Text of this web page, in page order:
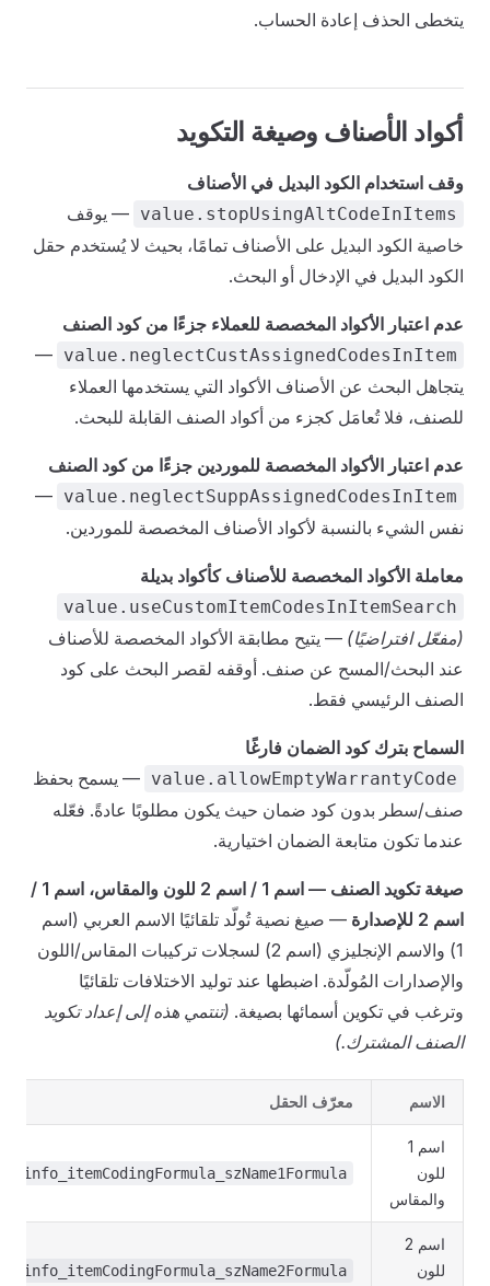
يتخطى الحذف إعادة الحساب.
أكواد الأصناف وصيغة التكويد
وقف استخدام الكود البديل في الأصناف
value.stopUsingAltCodeInItems — يوقف
خاصية الكود البديل على الأصناف تمامًا، بحيث لا يُستخدم حقل
الكود البديل في الإدخال أو البحث.
عدم اعتبار الأكواد المخصصة للعملاء جزءًا من كود الصنف
value.neglectCustAssignedCodesInItem
—
يتجاهل البحث عن الأصناف الأكواد التي يستخدمها العملاء
للصنف، فلا تُعامَل كجزء من أكواد الصنف القابلة للبحث.
عدم اعتبار الأكواد المخصصة للموردين جزءًا من كود الصنف
value.neglectSuppAssignedCodesInItem
—
نفس الشيء بالنسبة لأكواد الأصناف المخصصة للموردين.
معاملة الأكواد المخصصة للأصناف كأكواد بديلة
value.useCustomItemCodesInItemSearch
(مفعّل افتراضيًا) — يتيح مطابقة الأكواد المخصصة للأصناف
عند البحث/المسح عن صنف. أوقفه لقصر البحث على كود
الصنف الرئيسي فقط.
السماح بترك كود الضمان فارغًا
value.allowEmptyWarrantyCode — يسمح بحفظ
صنف/سطر بدون كود ضمان حيث يكون مطلوبًا عادةً. فعّله
عندما تكون متابعة الضمان اختيارية.
صيغة تكويد الصنف — اسم 1 / اسم 2 للون والمقاس، اسم 1 /
اسم 2 للإصدارة
— صيغ نصية تُولّد تلقائيًا الاسم العربي (اسم
1) والاسم الإنجليزي (اسم 2) لسجلات تركيبات المقاس/اللون
والإصدارات المُولّدة. اضبطها عند توليد الاختلافات تلقائيًا
وترغب في تكوين أسمائها بصيغة. (تنتمي هذه إلى إعداد تكويد
الصنف المشترك.)
الاسم معرّف الحقل
اسم 1
للون
والمقاس
اسم 2
للون